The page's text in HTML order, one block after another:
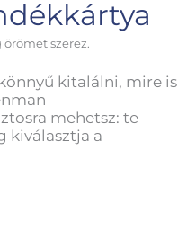
szerez.
kitalálni, mire is
mehetsz: te
kiválasztja a